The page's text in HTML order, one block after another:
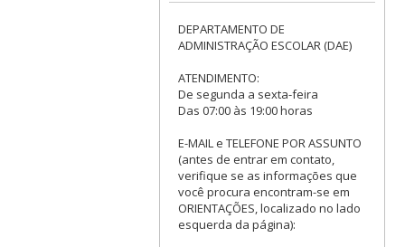
DEPARTAMENTO DE
ADMINISTRAÇÃO ESCOLAR (DAE)
ATENDIMENTO:
De segunda a sexta-feira
Das 07:00 às 19:00 horas
E-MAIL e TELEFONE POR ASSUNTO
(antes de entrar em contato,
verifique se as informações que
você procura encontram-se em
ORIENTAÇÕES, localizado no lado
esquerda da página):